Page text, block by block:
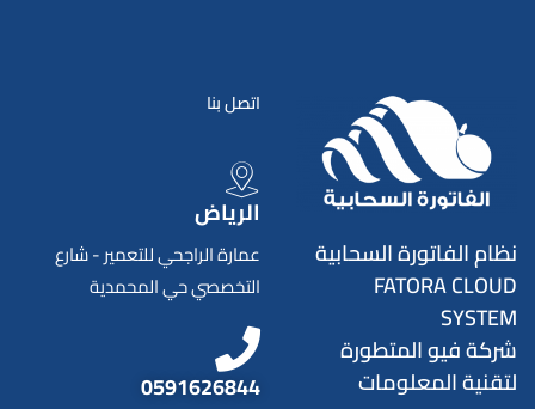
نظام الفاتورة السحابية
FATORA CLOUD
SYSTEM
شركة فيو المتطورة
لتقنية المعلومات
اتصل بنا
الرياض
عمارة الراجحي للتعمير - شارع
التخصصي حي المحمدية
0591626844